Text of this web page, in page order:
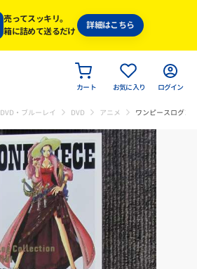
売ってスッキリ。
箱に詰めて送るだけ
詳細はこちら
カート お気に入り ログイン
DVD・ブルーレイ DVD アニメ ワンピースログコ